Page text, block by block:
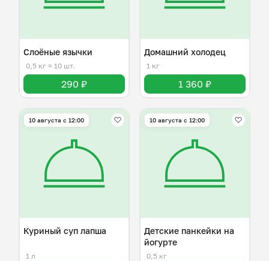
Слоёные язычки
0,5 кг ≈ 10 шт.
290 ₽
Домашний холодец
1 кг
1 360 ₽
10 августа с 12:00
Куриный суп лапша
1 л
10 августа с 12:00
Детские панкейки на
йогурте
0,5 кг